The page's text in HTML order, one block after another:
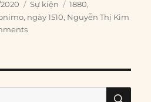
2020 Categories
Sự kiện Tags
1880,
, ngày 1510, Nguyễn Thị Kim